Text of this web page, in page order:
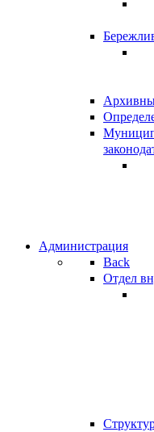
Администрация
Back
Отдел